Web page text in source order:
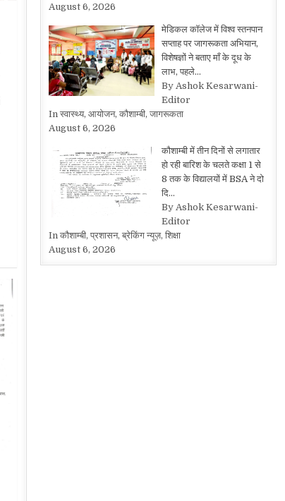
August 6, 2026
मेडिकल कॉलेज में विश्व स्तनपान
सप्ताह पर जागरूकता अभियान,
विशेषज्ञों ने बताए माँ के दूध के
लाभ, पहले…
By Ashok Kesarwani-
Editor
In स्वास्थ्य, आयोजन, कौशाम्बी, जागरूकता
August 6, 2026
कौशाम्बी में तीन दिनों से लगातार
हो रही बारिश के चलते कक्षा 1 से
8 तक के विद्यालयों में BSA ने दो
दि…
By Ashok Kesarwani-
Editor
In कौशाम्बी, प्रशासन, ब्रेकिंग न्यूज़, शिक्षा
August 6, 2026